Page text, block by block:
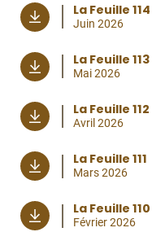
La Feuille 114
Juin 2026
La Feuille 113
Mai 2026
La Feuille 112
Avril 2026
La Feuille 111
Mars 2026
La Feuille 110
Février 2026